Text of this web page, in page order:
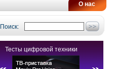
О нас
Поиск:
Тесты цифровой техники